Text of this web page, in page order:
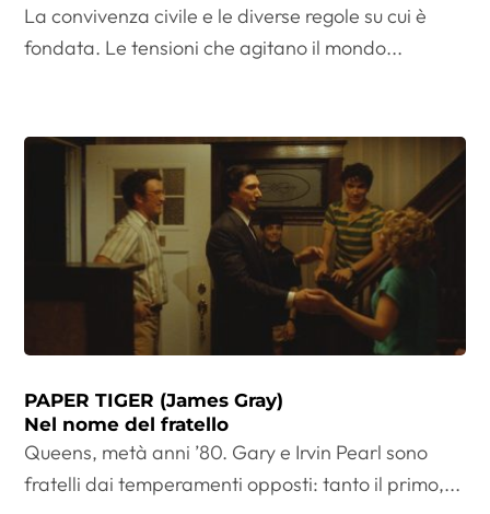
La convivenza civile e le diverse regole su cui è
fondata. Le tensioni che agitano il mondo...
PAPER TIGER (James Gray)
Nel nome del fratello
Queens, metà anni ’80. Gary e Irvin Pearl sono
fratelli dai temperamenti opposti: tanto il primo,...